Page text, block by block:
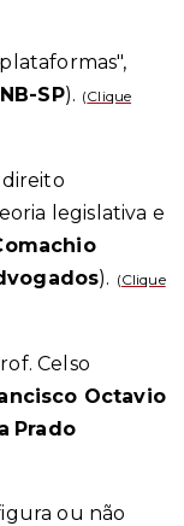
SP). (Clique
legislativa e
). (Clique
Celso
Octavio
Prado
ou não